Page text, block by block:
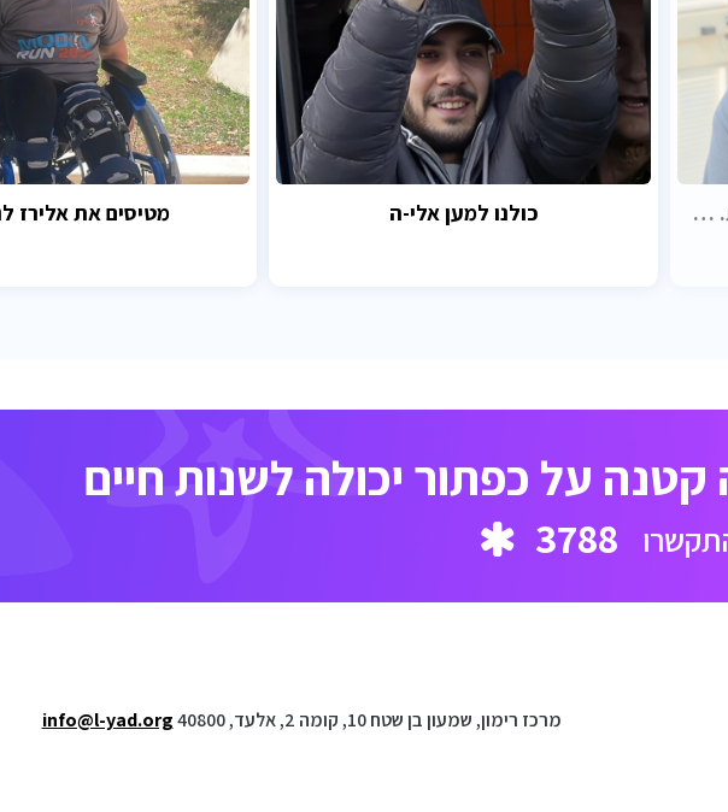
עוזרים לאלקנה בוחבוט לחזור לחיות. בכבוד. כולנו למען אלי-ה מטיסים את אלירז
קטנה על כפתור יכולה לשנות חיים
3788
מרכז רימון, שמעון בן שטח 10, קומה 2, אלעד, 40800 info@l-yad.org